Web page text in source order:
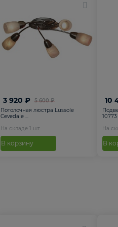
5 600 ₽
3 920 ₽
Потолочная люстра Lussole
Cevedale ...
На складе 1 шт
В корзину
10
10773
На
В